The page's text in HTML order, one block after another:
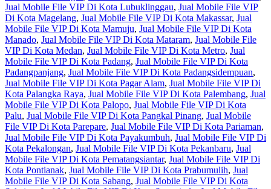
Jual Mobile File VIP Di Kota Lubuklinggau, Jual Mobile File VIP
Di Kota Magelang, Jual Mobile File VIP Di Kota Makassar, Jual
Mobile File VIP Di Kota Mamuju, Jual Mobile File VIP Di Kota
Manado, Jual Mobile File VIP Di Kota Mataram, Jual Mobile File
VIP Di Kota Medan, Jual Mobile File VIP Di Kota Metro, Jual
Mobile File VIP Di Kota Padang, Jual Mobile File VIP Di Kota
Padangpanjang, Jual Mobile File VIP Di Kota Padangsidempuan,
Jual Mobile File VIP Di Kota Pagar Alam, Jual Mobile File VIP Di
Kota Palangka Raya, Jual Mobile File VIP Di Kota Palembang, Jual
Mobile File VIP Di Kota Palopo, Jual Mobile File VIP Di Kota
Palu, Jual Mobile File VIP Di Kota Pangkal Pinang, Jual Mobile
File VIP Di Kota Parepare, Jual Mobile File VIP Di Kota Pariaman,
Jual Mobile File VIP Di Kota Payakumbuh, Jual Mobile File VIP Di
Kota Pekalongan, Jual Mobile File VIP Di Kota Pekanbaru, Jual
Mobile File VIP Di Kota Pematangsiantar, Jual Mobile File VIP Di
Kota Pontianak, Jual Mobile File VIP Di Kota Prabumulih, Jual
Mobile File VIP Di Kota Sabang, Jual Mobile File VIP Di Kota